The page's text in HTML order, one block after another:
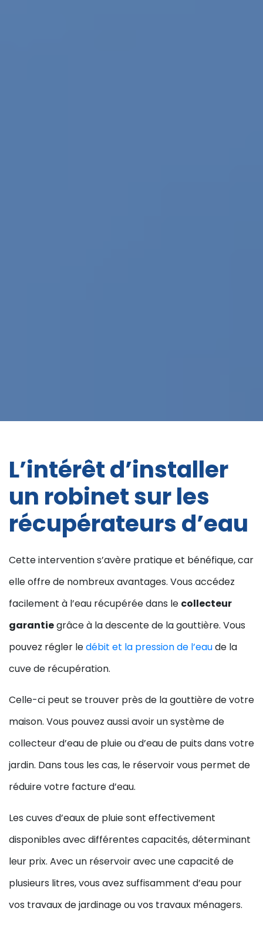
L’intérêt d’installer
un robinet sur les
récupérateurs d’eau
Cette intervention s’avère pratique et bénéfique, car
elle offre de nombreux avantages. Vous accédez
facilement à l’eau récupérée dans le collecteur
garantiegrâce à la descente de la gouttière. Vous
pouvez régler ledébit et la pression de l’eaude la
cuve de récupération.
Celle-ci peut se trouver près de la gouttière de votre
maison. Vous pouvez aussi avoir un système de
collecteur d’eau de pluie ou d’eau de puits dans votre
jardin. Dans tous les cas, le réservoir vous permet de
réduire votre facture d’eau.
Les cuves d’eaux de pluie sont effectivement
disponibles avec différentes capacités, déterminant
leur prix. Avec un réservoir avec une capacité de
plusieurs litres, vous avez suffisamment d’eau pour
vos travaux de jardinage ou vos travaux ménagers.